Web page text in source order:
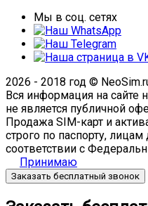
Мы в соц. сетях
2026 - 2018 год ©
Вся информация на сайте
не является публичной
Продажа SIM-карт и
строго по паспорту,
соответствии с
Принимаю
Заказать бесплатный звонок